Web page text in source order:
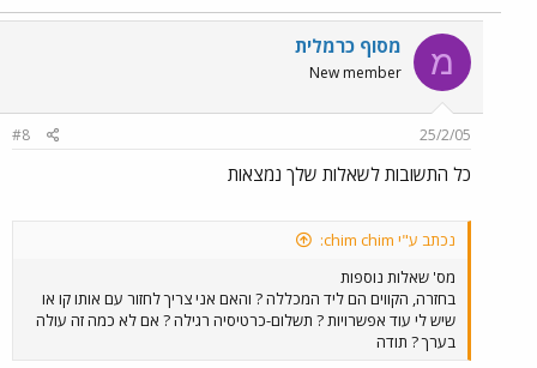
מ מסוף כרמלית
New member
25/2/05
#8
כל התשובות לשאלות שלך נמצאות
נכתב ע"י chim chim:
מס' שאלות נוספות
בחזרה, הקווים הם ליד המכללה ? והאם אני צריך לחזור עם אותו קו או
שיש לי עוד אפשרויות ? תשלום-כרטיסיה רגילה ? אם לא כמה זה עולה
בערך ? תודה